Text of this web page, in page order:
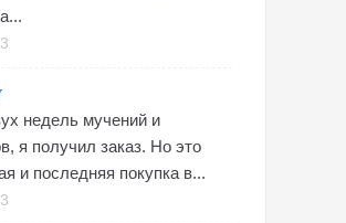
недель мучений и
я получил заказ. Но это
и последняя покупка в...